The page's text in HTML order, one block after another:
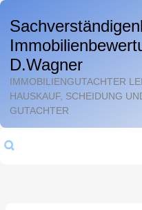
Zum
Inhalt
springen
D.Wagner
IMMOBILIENGUTACHTER
HAUSKAUF, SCHEIDUNG
GUTACHTER
Suchen